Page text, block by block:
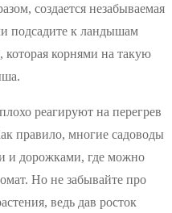
создается незабываемая
подсадите к ландышам
корнями на такую
реагируют на перегрев
правило, многие садоводы
и дорожками, где можно
Но не забывайте про
ведь дав росток